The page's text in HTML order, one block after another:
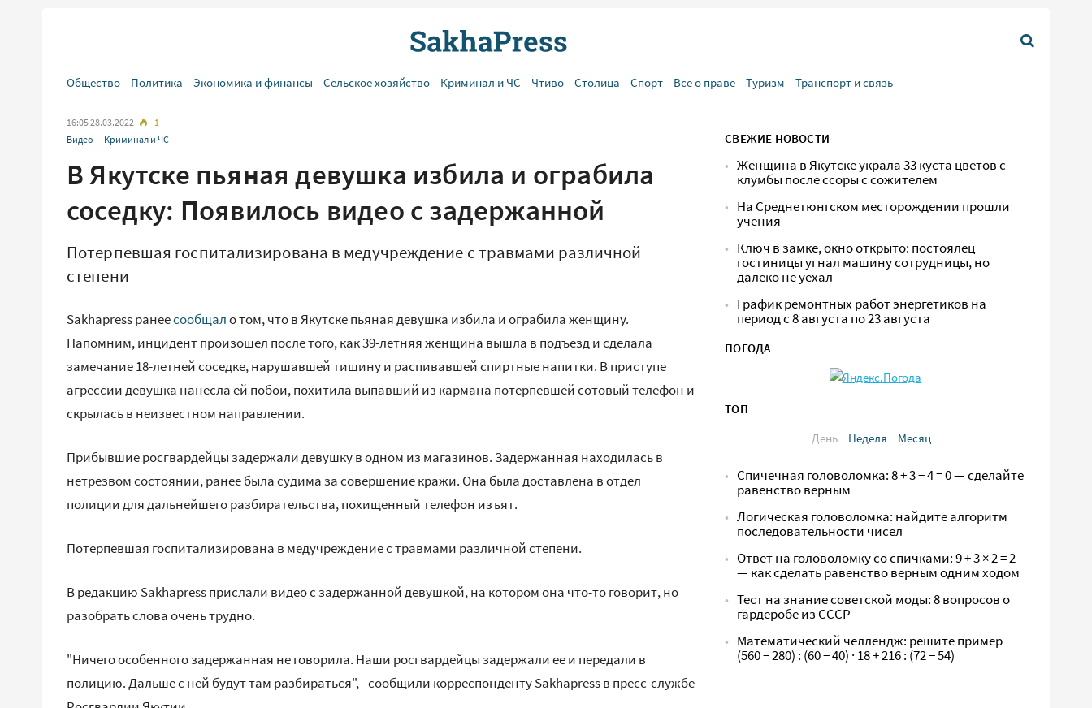
Общество Политика Экономика и финансы Сельское хозяйство Криминал и ЧС Чтиво Столица Спорт Все о праве Туризм Транспорт и связь
16:05 28.03.2022
1
Видео
Криминал и ЧС
В Якутске пьяная девушка избила и ограбила
соседку: Появилось видео с задержанной
Потерпевшая госпитализирована в медучреждение с травмами различной
степени
Sakhapress ранеесообщало том, что в Якутске пьяная девушка избила и ограбила женщину.
Напомним, инцидент произошел после того, как 39-летняя женщина вышла в подъезд и сделала
замечание 18-летней соседке, нарушавшей тишину и распивавшей спиртные напитки. В приступе
агрессии девушка нанесла ей побои, похитила выпавший из кармана потерпевшей сотовый телефон и
скрылась в неизвестном направлении.
Прибывшие росгвардейцы задержали девушку в одном из магазинов. Задержанная находилась в
нетрезвом состоянии, ранее была судима за совершение кражи. Она была доставлена в отдел
полиции для дальнейшего разбирательства, похищенный телефон изъят.
Потерпевшая госпитализирована в медучреждение с травмами различной степени.
В редакцию Sakhapress прислали видео с задержанной девушкой, на котором она что-то говорит, но
разобрать слова очень трудно.
"Ничего особенного задержанная не говорила. Наши росгвардейцы задержали ее и передали в
полицию. Дальше с ней будут там разбираться", - сообщили корреспонденту Sakhapress в пресс-службе
СВЕЖИЕ НОВОСТИ
Женщина в Якутске украла 33 куста цветов с
клумбы после ссоры с сожителем
На Среднетюнгском месторождении прошли
учения
Ключ в замке, окно открыто: постоялец
гостиницы угнал машину сотрудницы, но
далеко не уехал
График ремонтных работ энергетиков на
период с 8 августа по 23 августа
ПОГОДА
ТОП
День
Неделя Месяц
Спичечная головоломка: 8 + 3 − 4 = 0 — сделайте
равенство верным
Логическая головоломка: найдите алгоритм
последовательности чисел
Ответ на головоломку со спичками: 9 + 3 × 2 = 2
— как сделать равенство верным одним ходом
Тест на знание советской моды: 8 вопросов о
гардеробе из СССР
Математический челлендж: решите пример
(560 − 280) : (60 − 40) · 18 + 216 : (72 − 54)